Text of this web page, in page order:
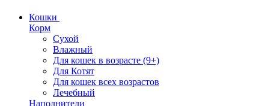
Кошки
Корм
Сухой
Влажный
Для кошек в возрасте (9+)
Для Котят
Для кошек всех возрастов
Лечебный
Наполнители